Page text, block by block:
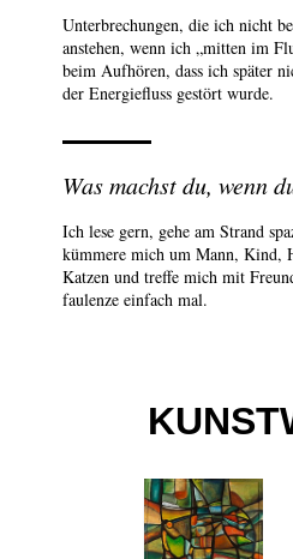
Unterbrechungen, die ich nicht
anstehen, wenn ich „mitten im
beim Aufhören, dass ich später
der Energiefluss gestört wurde.
Was machst du, wenn
Ich lese gern, gehe am Strand
kümmere mich um Mann, Kind,
Katzen und treffe mich mit
faulenze einfach mal.